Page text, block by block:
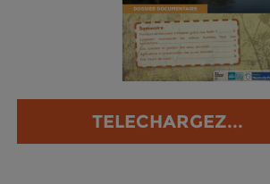
TELECHARGEZ...